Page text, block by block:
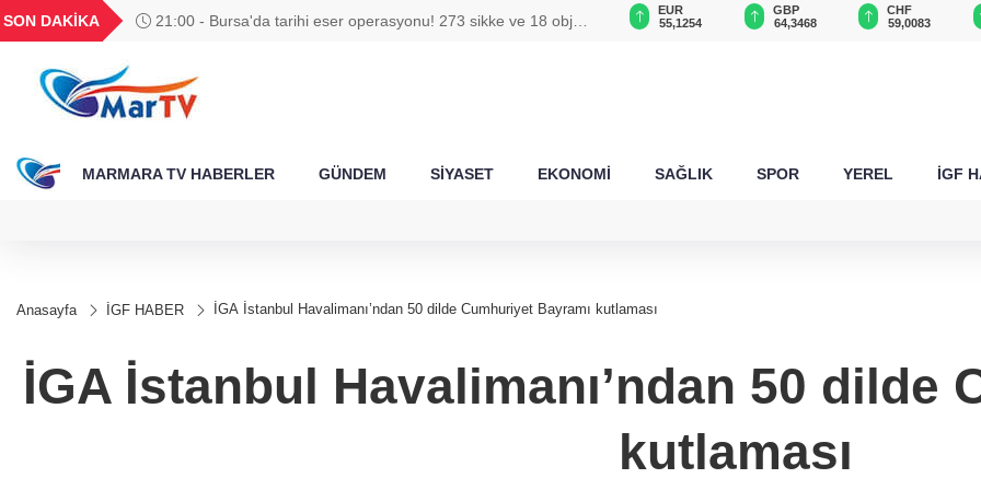
SON DAKİKA
21:00 - Bursa'da tarihi eser operasyonu! 273 sikke ve 18 obje
BGN
27,9743
0,0018
6.660,55
13.779,39
47,6787
EUR
55,1254
GBP
64,3468
CHF
59,0083
MARMARA TV HABERLER GÜNDEM SİYASET EKONOMİ SAĞLIK SPOR YEREL İGF
Anasayfa İGF HABER İGA İstanbul Havalimanı’ndan 50 dilde Cumhuriyet Bayramı kutlaması
İGA İstanbul Havalimanı’ndan 50 dilde
kutlaması